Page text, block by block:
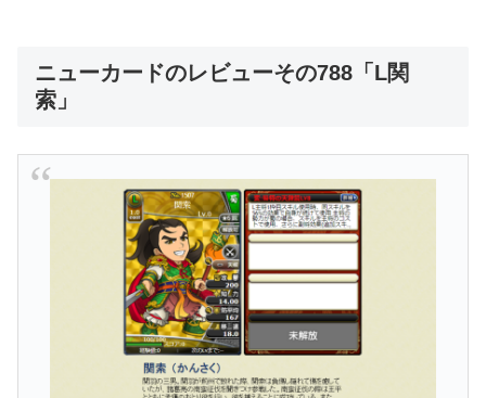
ニューカードのレビューその788「L関
索」